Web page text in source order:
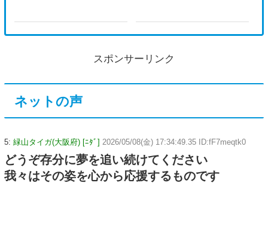
スポンサーリンク
ネットの声
5: 緑山タイガ(大阪府) [ﾆﾀﾞ] 2026/05/08(金) 17:34:49.35 ID:fF7meqtk0
どうぞ存分に夢を追い続けてください
我々はその姿を心から応援するものです